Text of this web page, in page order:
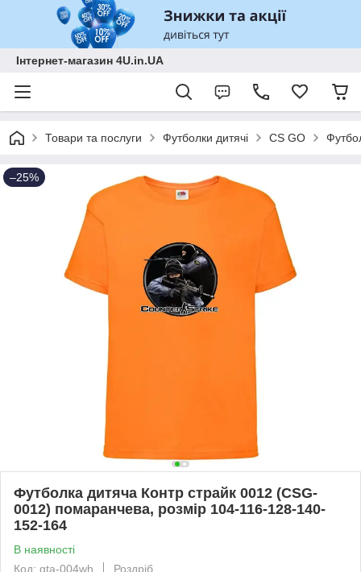
Інтернет-магазин 4U.in.UA
Товари та послуги Футболки дитячі CS GO
–25%
Футболка дитяча Контр страйк 0012 (CSG-
0012) помаранчева, розмір 104-116-128-140-
152-164
В наявності
Код: gta-004wh
Роздріб